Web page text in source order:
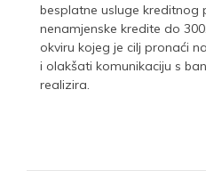
besplatne usluge kreditnog
nenamjenske kredite do
okviru kojeg je cilj pronaći
i olakšati komunikaciju s
realizira.